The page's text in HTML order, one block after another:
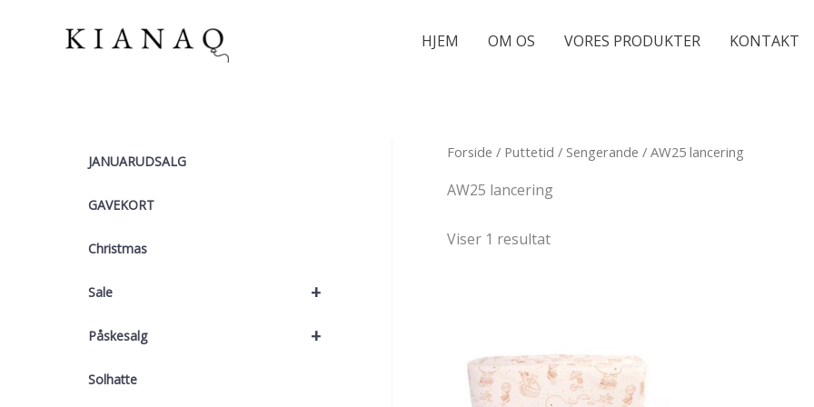
HJEM OM OS VORES PRODUKTER KONTAKT
JANUARUDSALG
GAVEKORT
Christmas
+
Sale
+
Påskesalg
Solhatte
Forside / Puttetid / Sengerande / AW25 lancering
AW25 lancering
Viser 1 resultat